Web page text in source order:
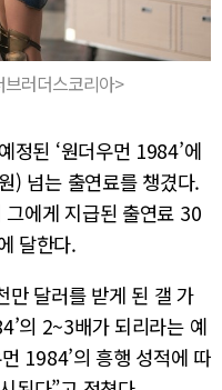
러더스코리아>
정된 ‘원더우먼 1984’에
) 넘는 출연료를 챙겼다.
그에게 지급된 출연료 30
달한다.
만 달러를 받게 된 갤 가
의 2~3배가 되리라는 예
1984’의 흥행 성적에 따